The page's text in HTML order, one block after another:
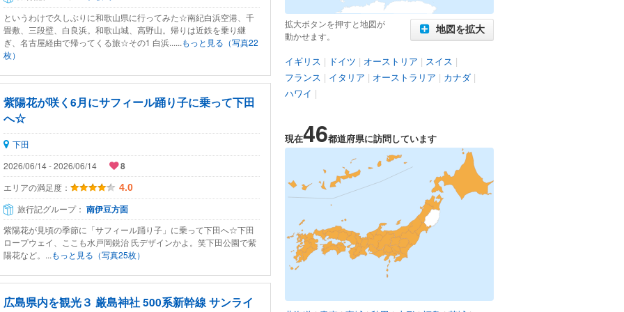
というわけで久しぶりに和歌山県に行ってみた☆南紀白浜空港、千
畳敷、三段壁、白良浜。和歌山城、高野山。帰りは近鉄を乗り継
ぎ、名古屋経由で帰ってくる旅☆その1 白浜......もっと見る（写真22
枚）
紫陽花が咲く6月にサフィール踊り子に乗って下田
へ☆
下田
2026/06/14 - 2026/06/14
8
エリアの満足度： 4.0
旅行記グループ： 南伊豆方面
紫陽花が見頃の季節に「サフィール踊り子」に乗って下田へ☆下田
ロープウェイ、ここも水戸岡鋭治 氏デザインかよ。笑下田公園で紫
陽花など。...もっと見る（写真25枚）
広島県内を観光３ 厳島神社 500系新幹線 サンライ
拡大ボタンを押すと地図が
動かせます。
地図を拡大
イギリス | ドイツ | オーストリア | スイス |
フランス | イタリア | オーストラリア | カナダ |
ハワイ |
現在46都道府県に訪問しています